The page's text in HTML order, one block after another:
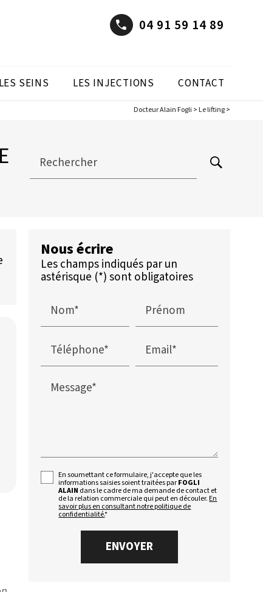
04 91 59 14 89
LES SEINS LES INJECTIONS CONTACT
Docteur Alain Fogli >Le lifting>
Rechercher
Nous écrire
Les champs indiqués par un
astérisque (*) sont obligatoires
Nom*
Prénom
Téléphone* Email*
Message*
En soumettant ce formulaire, j'accepte que les
informations saisies soient traitées parFOGLI
ALAIN dans le cadre de ma demande de contact et
de la relation commerciale qui peut en découler.En
savoir plus en consultant notre politique de
confidentialité.*